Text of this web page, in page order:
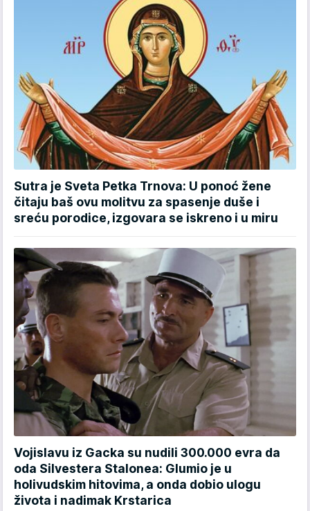
Sutra je Sveta Petka Trnova: U ponoć žene
čitaju baš ovu molitvu za spasenje duše i
sreću porodice, izgovara se iskreno i u miru
Vojislavu iz Gacka su nudili 300.000 evra da
oda Silvestera Stalonea: Glumio je u
holivudskim hitovima, a onda dobio ulogu
života i nadimak Krstarica